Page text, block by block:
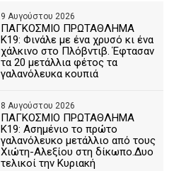
9 Αυγούστου 2026
ΠΑΓΚΟΣΜΙΟ ΠΡΩΤΑΘΛΗΜΑ
Κ19: Φινάλε με ένα χρυσό κι ένα
χάλκινο στο Πλόβντιβ. Έφτασαν
τα 20 μετάλλια φέτος τα
γαλανόλευκα κουπιά
8 Αυγούστου 2026
ΠΑΓΚΟΣΜΙΟ ΠΡΩΤΑΘΛΗΜΑ
Κ19: Ασημένιο το πρώτο
γαλανόλευκο μετάλλιο από τους
Χιώτη-Αλεξίου στη δίκωπο.Δυο
τελικοί την Κυριακή